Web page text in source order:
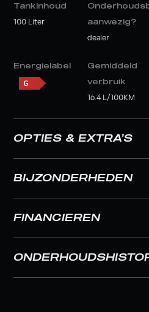
Tankinhoud
100 Liter aanwezig?
dealer
Energielabel Gemiddeld
verbruik
16.4 L/100KM
OPTIES & EXTRA’S
BIJZONDERHEDEN
FINANCIEREN